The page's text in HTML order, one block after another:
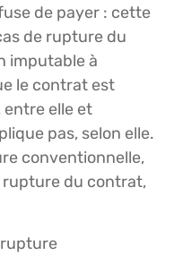
de payer : cette
de rupture du
imputable à
le contrat est
entre elle et
pas, selon elle.
conventionnelle,
rupture du contrat,
rupture